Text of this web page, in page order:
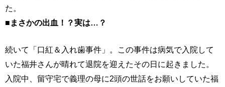
た。
■まさかの出血！？実は…？
続いて「口紅＆入れ歯事件」。この事件は病気で入院して
いた福井さんが晴れて退院を迎えたその日に起きました。
入院中、留守宅で義理の母に2頭の世話をお願いしていた福